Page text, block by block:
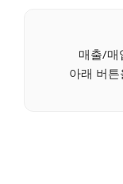
매출/매
아래 버